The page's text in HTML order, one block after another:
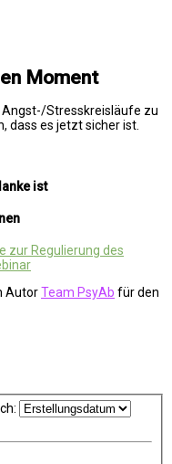
Moment
Angst-/Stresskreisläufe zu
dass es jetzt sicher ist.
ist
zur Regulierung des
AutorTeam PsyAb für den